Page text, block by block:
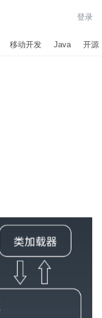
登录
移动开发 Java 开源